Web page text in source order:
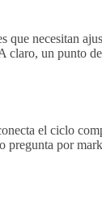
que necesitan
claro, un punto
el ciclo
pregunta por